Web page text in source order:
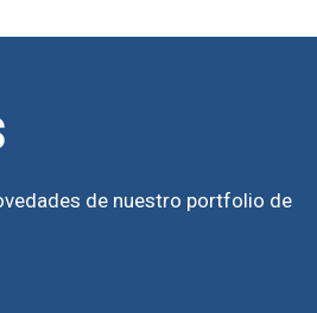
de nuestro portfolio de